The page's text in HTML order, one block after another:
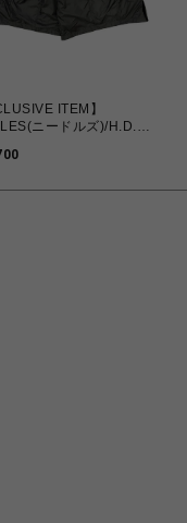
ITEM】
ニードルズ)/H.D.